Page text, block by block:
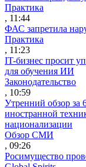
Практика
, 11:44
ФАС запретила
Практика
, 11:23
IT-бизнес просит
для обучения ИИ
Законодательство
, 10:59
Утренний обзор за
иностранной
национализации
Обзор СМИ
, 09:26
Росимущество